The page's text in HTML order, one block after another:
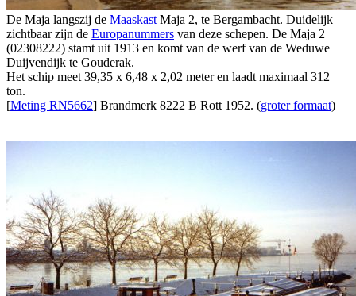
De Maja langszij de Maaskast Maja 2, te Bergambacht. Duidelijk
zichtbaar zijn de Europanummers van deze schepen. De Maja 2
(02308222) stamt uit 1913 en komt van de werf van de Weduwe
Duijvendijk te Gouderak.
Het schip meet 39,35 x 6,48 x 2,02 meter en laadt maximaal 312
ton.
[Meting RN5662] Brandmerk 8222 B Rott 1952. (groter formaat)